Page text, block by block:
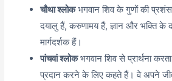
चौथा श्लोकभगवान शिव के गुणों की
दयालु हैं, करुणामय हैं, ज्ञान और भक्ति के
मार्गदर्शक हैं।
पांचवां श्लोकभगवान शिव से प्रार्थना
प्रदान करने के लिए कहते हैं। वे अपने